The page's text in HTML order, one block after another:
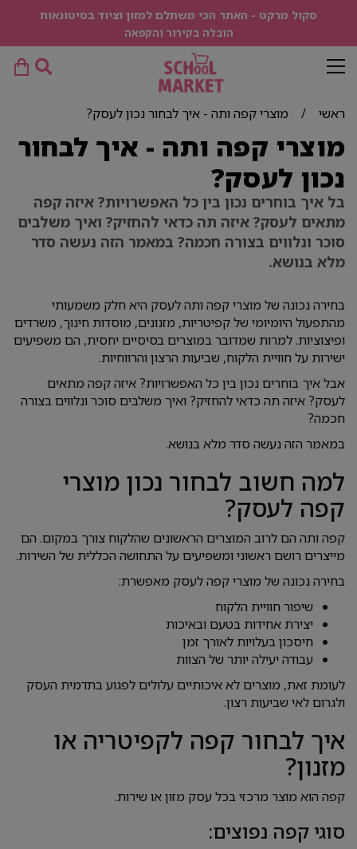
סקול מרקט - האתר הכי משתלם למזון וציוד בסיטונאות
הובלה בקירור והקפאה
ראשי / מוצרי קפה ותה - איך לבחור נכון לעסק?
מוצרי קפה ותה - איך לבחור
נכון לעסק?
בל איך בוחרים נכון בין כל האפשרויות? איזה קפה
מתאים לעסק? איזה תה כדאי להחזיק? ואיך משלבים
סוכר ונלווים בצורה חכמה? במאמר הזה נעשה סדר
מלא בנושא.
בחירה נכונה של מוצרי קפה ותה לעסק היא חלק משמעותי
מהתפעול היומיומי של קפיטריות, מזנונים, מוסדות חינוך, משרדים
ופיצוציות. למרות שמדובר במוצרים בסיסיים יחסית, הם משפיעים
ישירות על חוויית הלקוח, שביעות הרצון והרווחיות.
אבל איך בוחרים נכון בין כל האפשרויות? איזה קפה מתאים
לעסק? איזה תה כדאי להחזיק? ואיך משלבים סוכר ונלווים בצורה
חכמה?
במאמר הזה נעשה סדר מלא בנושא.
למה חשוב לבחור נכון מוצרי
קפה לעסק?
קפה ותה הם לרוב המוצרים הראשונים שהלקוח צורך במקום. הם
מייצרים רושם ראשוני ומשפיעים על התחושה הכללית של השירות.
בחירה נכונה של מוצרי קפה לעסק מאפשרת:
שיפור חוויית הלקוח
יצירת אחידות בטעם ובאיכות
חיסכון בעלויות לאורך זמן
עבודה יעילה יותר של הצוות
לעומת זאת, מוצרים לא איכותיים עלולים לפגוע בתדמית העסק
ולגרום לאי שביעות רצון.
איך לבחור קפה לקפיטריה או
מזנון?
קפה הוא מוצר מרכזי בכל עסק מזון או שירות.
סוגי קפה נפוצים: